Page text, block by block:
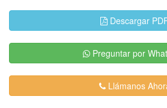
Descargar
Preguntar por
Llámanos